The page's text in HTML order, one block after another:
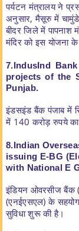
पर्यटन मंत्रालय ने
अनुसार, मैसूरु में
बीदर जिले में पापनाश
मंदिर को इस योजना
7.IndusInd
projects of the
Punjab.
इंडसइंड बैंक पंजाब में
में 140 करोड़ रुपये
8.Indian
issuing E-BG
with National E
इंडियन ओवरसीज बैंक
(एनईएसएल) के सहयोग
सुविधा शुरू की है।